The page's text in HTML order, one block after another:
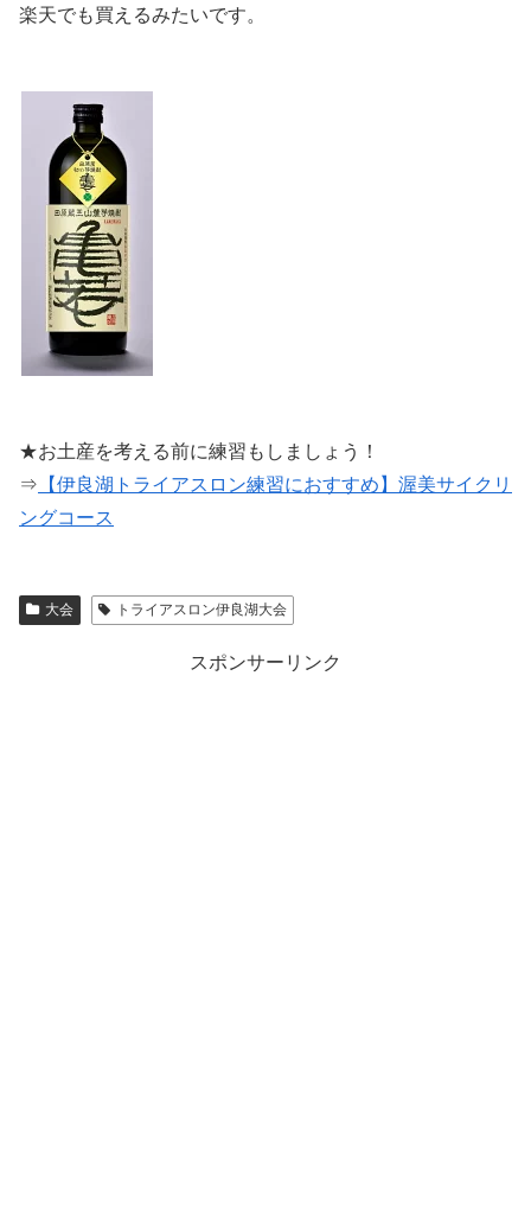
楽天でも買えるみたいです。
★お土産を考える前に練習もしましょう！
⇒ 【伊良湖トライアスロン練習におすすめ】渥美サイクリ
ングコース
大会 トライアスロン伊良湖大会
スポンサーリンク